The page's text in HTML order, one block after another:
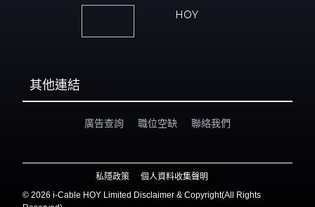
HOY
其他連結
廣告查詢 職位空缺 聯絡我們
私隱政策
個人資料收集聲明
© 2026 i-Cable HOY Limited Disclaimer & Copyright(All Rights